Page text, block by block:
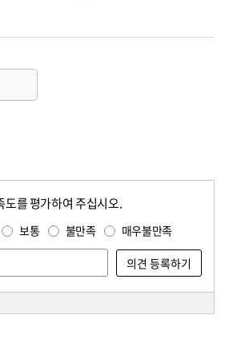
도를 평가하여 주십시오.
보통 불만족 매우불만족